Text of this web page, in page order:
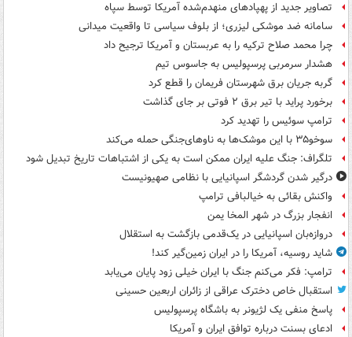
تصاویر جدید از پهپادهای منهدم‌شده آمریکا توسط سپاه
سامانه ضد موشکی لیزری؛ از بلوف سیاسی تا واقعیت میدانی
چرا محمد صلاح ترکیه را به عربستان و آمریکا ترجیح داد
هشدار سرمربی پرسپولیس به جاسوس تیم
گربه جریان برق شهرستان فریمان را قطع کرد
برخورد پراید با تیر برق ۲ فوتی بر جای گذاشت
ترامپ سوئیس را تهدید کرد
سوخو۳۵ با این موشک‌ها به ناوهای‌جنگی حمله می‌کند
تلگراف: جنگ علیه ایران ممکن است به یکی از اشتباهات تاریخ تبدیل شود
درگیر شدن گردشگر اسپانیایی با نظامی صهیونیست
واکنش بقائی به خیالبافی ترامپ
انفجار بزرگ در شهر المخا یمن
دروازه‌بان اسپانیایی در یک‌قدمی بازگشت به استقلال
شاید روسیه، آمریکا را در ایران زمین‌گیر کند!
ترامپ: فکر می‌کنم جنگ با ایران خیلی زود پایان می‌یابد
استقبال خاص دخترک عراقی از زائران اربعین حسینی
پاسخ منفی یک لژیونر به باشگاه پرسپولیس
ادعای بسنت درباره توافق ایران و آمریکا